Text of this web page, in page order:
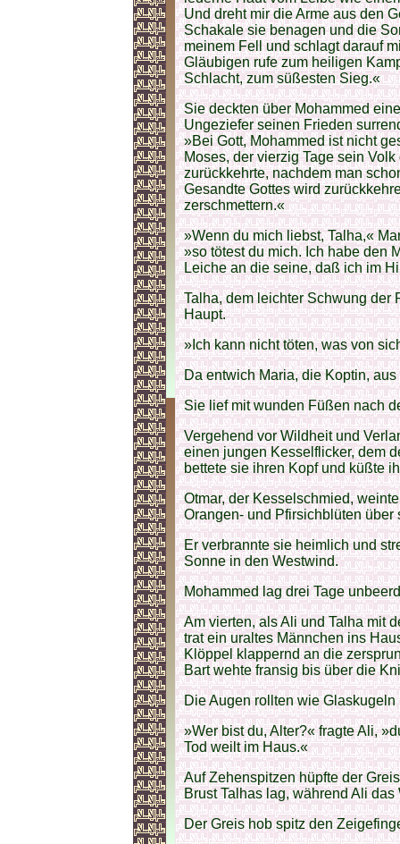
Und dreht mir die Arme aus den
Schakale sie benagen und die
meinem Fell und schlagt darauf
Gläubigen rufe zum heiligen
Schlacht, zum süßesten Sieg.«
Sie deckten über Mohammed
Ungeziefer seinen Frieden
»Bei Gott, Mohammed ist nicht
Moses, der vierzig Tage sein
zurückkehrte, nachdem man
Gesandte Gottes wird
zerschmettern.«
»Wenn du mich liebst, Talha,«
»so tötest du mich. Ich habe den
Leiche an die seine, daß ich im
Talha, dem leichter Schwung der
Haupt.
»Ich kann nicht töten, was von
Da entwich Maria, die Koptin, aus
Sie lief mit wunden Füßen nach
Vergehend vor Wildheit und
einen jungen Kesselflicker, dem
bettete sie ihren Kopf und küßte
Otmar, der Kesselschmied,
Orangen- und Pfirsichblüten über
Er verbrannte sie heimlich und
Sonne in den Westwind.
Mohammed lag drei Tage
Am vierten, als Ali und Talha mit
trat ein uraltes Männchen ins
Klöppel klappernd an die
Bart wehte fransig bis über die
Die Augen rollten wie
»Wer bist du, Alter?« fragte Ali,
Tod weilt im Haus.«
Auf Zehenspitzen hüpfte der
Brust Talhas lag, während Ali
Der Greis hob spitz den